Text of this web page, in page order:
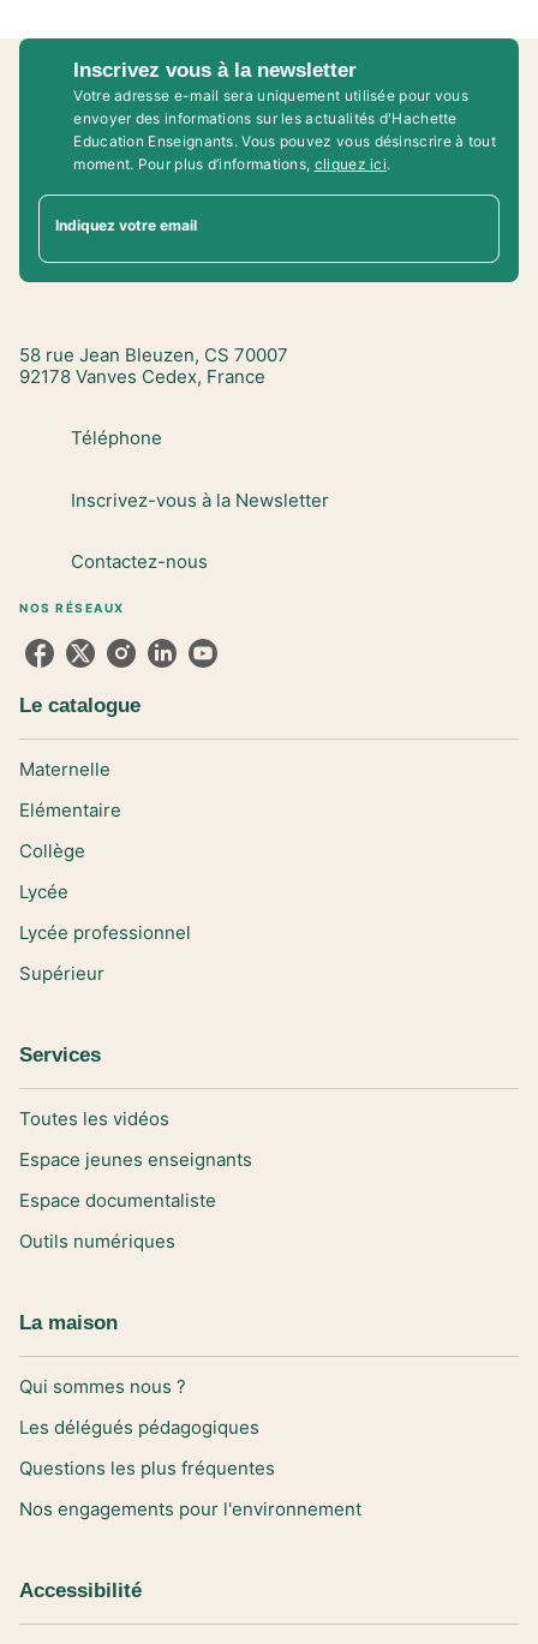
Inscrivez vous à la newsletter
Votre adresse e-mail sera uniquement utilisée pour vous
envoyer des informations sur les actualités d'Hachette
Education Enseignants. Vous pouvez vous désinscrire à tout
moment. Pour plus d’informations, cliquez ici.
Indiquez votre email
58 rue Jean Bleuzen, CS 70007
92178 Vanves Cedex, France
Téléphone
Inscrivez-vous à la Newsletter
Contactez-nous
NOS RÉSEAUX
Le catalogue
Maternelle
Elémentaire
Collège
Lycée
Lycée professionnel
Supérieur
Services
Toutes les vidéos
Espace jeunes enseignants
Espace documentaliste
Outils numériques
La maison
Qui sommes nous ?
Les délégués pédagogiques
Questions les plus fréquentes
Nos engagements pour l'environnement
Accessibilité